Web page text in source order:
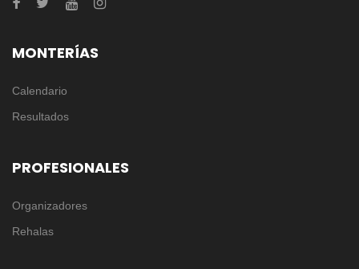
MONTERÍAS
Calendario
Resultados
PROFESIONALES
Organizadores
Rehalas